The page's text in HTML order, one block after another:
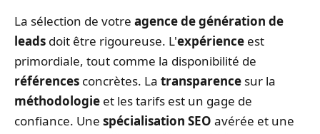
La sélection de votre agence de génération de
leads doit être rigoureuse. L'expérience est
primordiale, tout comme la disponibilité de
références concrètes. La transparence sur la
méthodologie et les tarifs est un gage de
confiance. Une spécialisation SEO avérée et une